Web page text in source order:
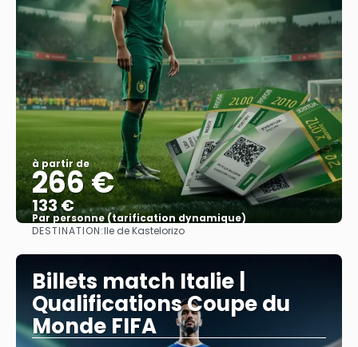
à partir de
266 €
133 €
Par personne (tarification dynamique)
Afficher
DESTINATION:Ile de Kastelorizo
Billets match Italie |
Qualifications Coupe du
Monde FIFA